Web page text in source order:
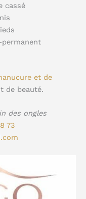
cassé
et de
de beauté.
des ongles
73